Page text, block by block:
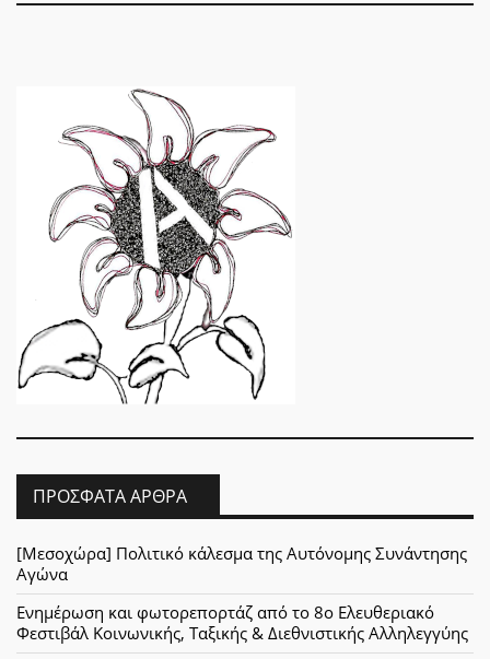
ΠΡΌΣΦΑΤΑ ΆΡΘΡΑ
[Μεσοχώρα] Πολιτικό κάλεσμα της Αυτόνομης Συνάντησης
Αγώνα
Ενημέρωση και φωτορεπορτάζ από το 8ο Ελευθεριακό
Φεστιβάλ Κοινωνικής, Ταξικής & Διεθνιστικής Αλληλεγγύης